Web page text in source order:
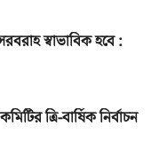
স্বাভাবিক হবে :
ত্রি-বার্ষিক নির্বাচন